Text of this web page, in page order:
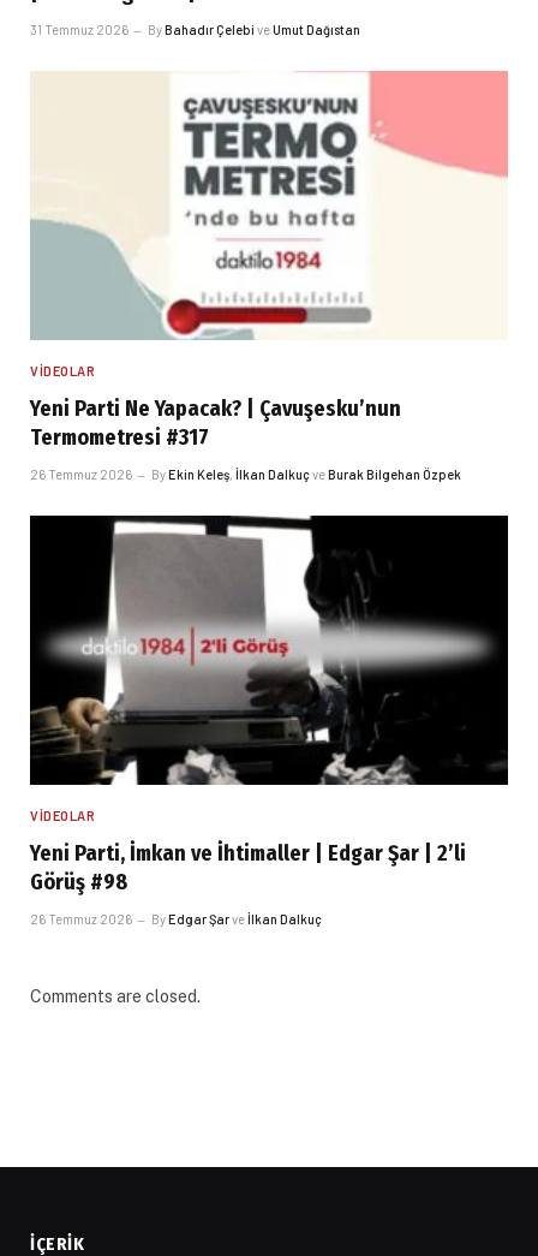
31 Temmuz 2026 ByBahadır Çelebi veUmut Dağıstan
VIDEOLAR
Yeni Parti Ne Yapacak? | Çavuşesku’nun
Termometresi #317
26 Temmuz 2026 ByEkin Keleş, İlkan DalkuçveBurak Bilgehan Özpek
VIDEOLAR
Yeni Parti, İmkan ve İhtimaller | Edgar Şar | 2’li
Görüş #98
26 Temmuz 2026 ByEdgar Şarveİlkan Dalkuç
Comments are closed.
İÇERIK